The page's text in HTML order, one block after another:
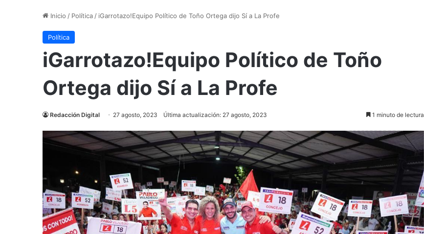
Inicio / Política / iGarrotazo!Equipo Político de Toño Ortega dijo Sí a La Profe
Política
iGarrotazo!Equipo Político de Toño
Ortega dijo Sí a La Profe
Redacción Digital 27 agosto, 2023 Última actualización: 27 agosto, 2023 1 minuto de lectura